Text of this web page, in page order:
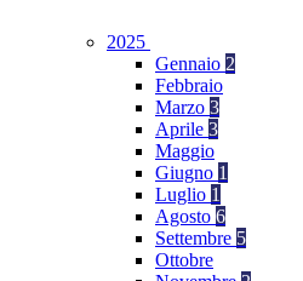
2025
Gennaio 2
Febbraio
Marzo 3
Aprile 3
Maggio
Giugno 1
Luglio 1
Agosto 6
Settembre 5
Ottobre